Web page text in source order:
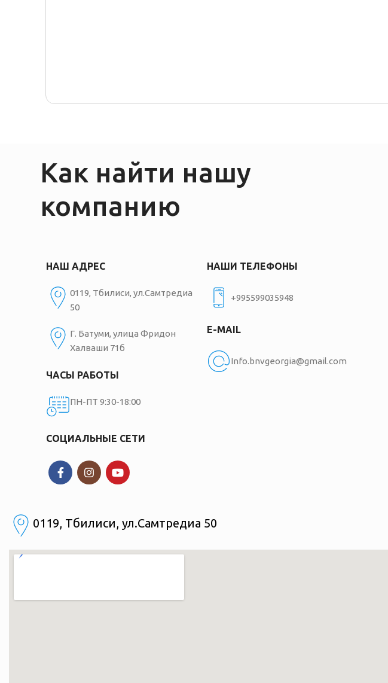
Как найти нашу
компанию
НАШ АДРЕС
0119, Тбилиси, ул.Самтредиа
50
Г. Батуми, улица Фридон
Халваши 71б
ЧАСЫ РАБОТЫ
ПН-ПТ 9:30-18:00
НАШИ ТЕЛЕФОНЫ
+995599035948
E-MAIL
Info.bnvgeorgia@gmail.com
СОЦИАЛЬНЫЕ СЕТИ
0119, Тбилиси, ул.Самтредиа 50